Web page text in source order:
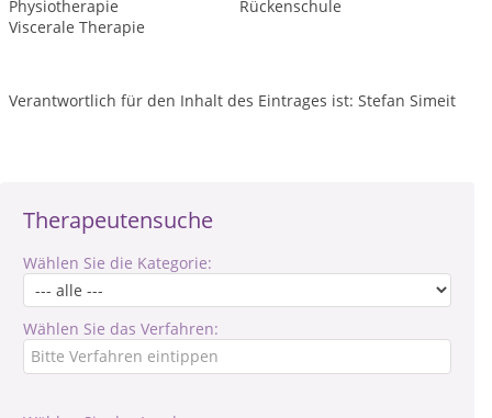
Therapeutensuche
Wählen Sie die Kategorie:
Wählen Sie das Verfahren:
Physiotherapie
Rückenschule
Viscerale Therapie
Verantwortlich für den Inhalt des Eintrages ist: Stefan Simeit